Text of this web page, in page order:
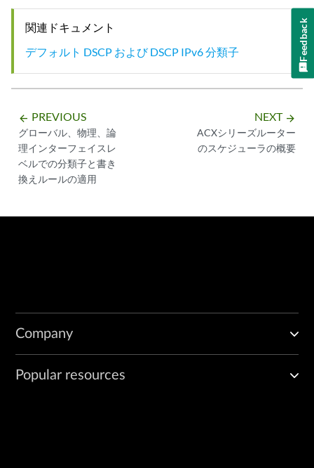
関連ドキュメント
デフォルト DSCP および DSCP IPv6 分類子
arrow_backward PREVIOUS
グローバル、物理、論
理インターフェイスレ
ベルでの分類子と書き
換えルールの適用
NEXT arrow_forward
ACXシリーズルーター
のスケジューラの概要
Company
Popular resources
Feedback